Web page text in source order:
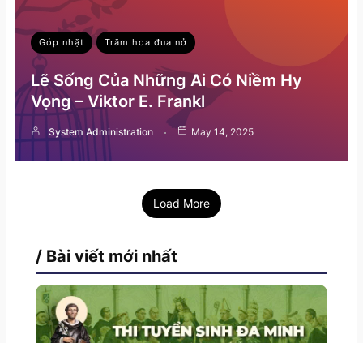
Góp nhặt Trăm hoa đua nở
Lẽ Sống Của Những Ai Có Niềm Hy
Vọng – Viktor E. Frankl
System Administration May 14, 2025
Load More
/ Bài viết mới nhất